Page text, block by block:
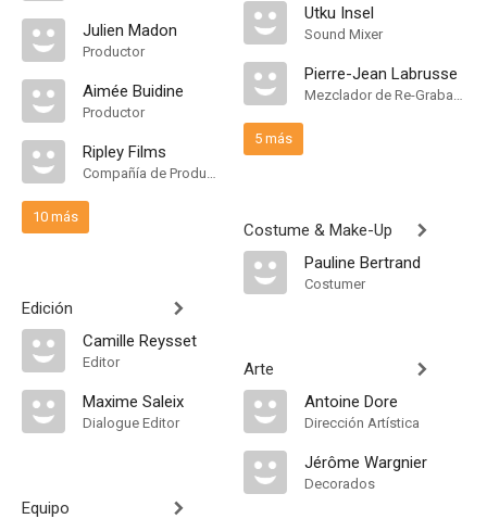
Julien Madon
Productor
Aimée Buidine
Productor
Ripley Films
Compañía de Produccion
10 más
Edición
Camille Reysset
Editor
Maxime Saleix
Dialogue Editor
Equipo
Utku Insel
Sound Mixer
Pierre-Jean Labrusse
Mezclador de Re-Grabación de Sonido
5 más
Costume & Make-Up
Pauline Bertrand
Costumer
Arte
Antoine Dore
Dirección Artística
Jérôme Wargnier
Decorados